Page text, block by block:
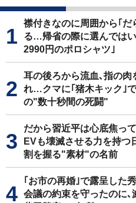
襟付きなのに周囲から｢だ
る…帰省の際に選んでは
2990円のポロシャツ｣
耳の後ろから流血､指の肉
れ…クマに｢猪木キック｣
の"数十秒間の死闘"
だから習近平は心底焦っ
EVも壊滅させる力を持つ
割を握る"素材"の名前
｢お市の再婚｣で露呈した
会議の約束を守ったのに､